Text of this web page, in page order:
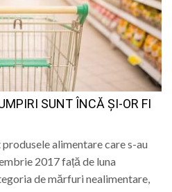
SUNT ÎNCĂ ȘI-OR FI
alimentare care s-au
2017 față de luna
de mărfuri nealimentare,